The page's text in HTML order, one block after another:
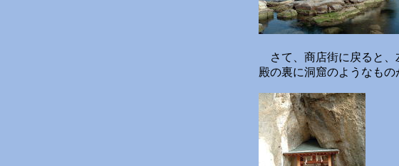
さて、商店街に戻ると、
殿の裏に洞窟のようなも